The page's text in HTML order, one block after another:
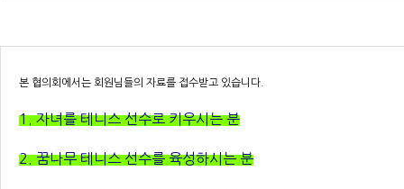
본 협의회에서는 회원님들의 자료를 접수받고 있습니다.
1. 자녀를 테니스 선수로 키우시는 분
2. 꿈나무 테니스 선수를 육성하시는 분